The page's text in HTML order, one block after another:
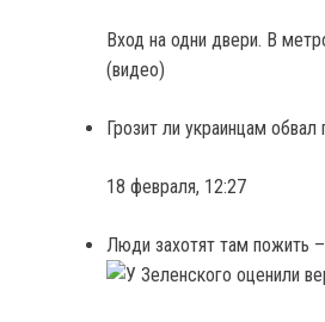
Вход на одни двери. В
(видео)
Грозит ли украинцам обвал
18 февраля, 12:27
Люди захотят там пожить